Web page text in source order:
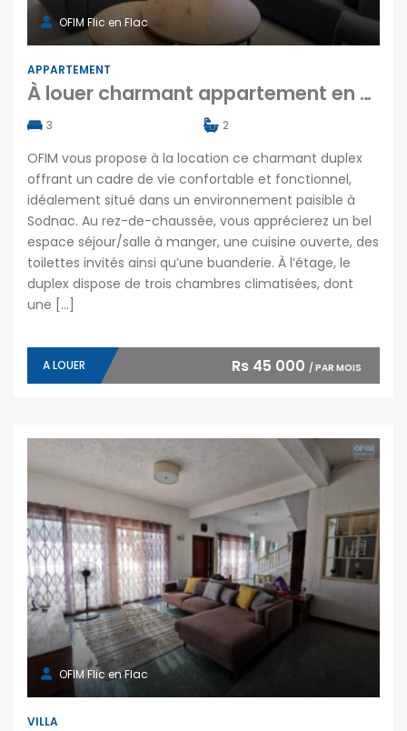
OFIM Flic en Flac
APPARTEMENT
À louer charmant appartement en duplex situé dans un quartier calme à Sodnac
3 2
OFIM vous propose à la location ce charmant duplex
offrant un cadre de vie confortable et fonctionnel,
idéalement situé dans un environnement paisible à
Sodnac. Au rez-de-chaussée, vous apprécierez un bel
espace séjour/salle à manger, une cuisine ouverte, des
toilettes invités ainsi qu’une buanderie. À l’étage, le
duplex dispose de trois chambres climatisées, dont
une […]
A LOUER Rs 45 000 / PAR MOIS
OFIM Flic en Flac
VILLA